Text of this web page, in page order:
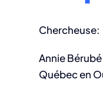
Chercheuse:
Annie
Québec en